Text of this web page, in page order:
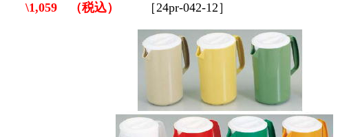
\1,059 （税込） ［24pr-042-12］